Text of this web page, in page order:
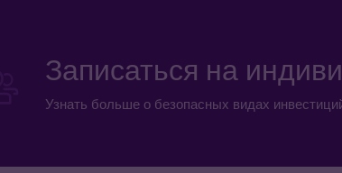
Записаться на
Узнать больше о безопасных видах